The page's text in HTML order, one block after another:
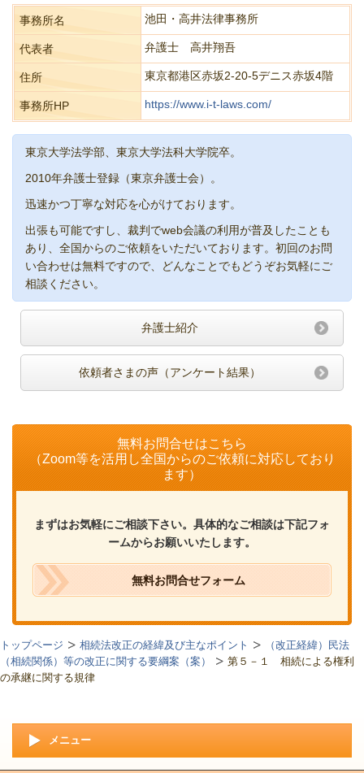
事務所名 池田・高井法律事務所
代表者 弁護士 高井翔吾
住所 東京都港区赤坂2-20-5デニス赤坂4階
事務所HP https://www.i-t-laws.com/
東京大学法学部、東京大学法科大学院卒。
2010年弁護士登録（東京弁護士会）。
迅速かつ丁寧な対応を心がけております。
出張も可能ですし、裁判でweb会議の利用が普及したことも
あり、全国からのご依頼をいただいております。初回のお問
い合わせは無料ですので、どんなことでもどうぞお気軽にご
相談ください。
弁護士紹介
依頼者さまの声（アンケート結果）
無料お問合せはこちら
（Zoom等を活用し全国からのご依頼に対応しており
ます）
まずはお気軽にご相談下さい。具体的なご相談は下記フォ
ームからお願いいたします。
無料お問合せフォーム
トップページ 相続法改正の経緯及び主なポイント
（改正経緯）民法
（相続関係）等の改正に関する要綱案（案）
第５－１ 相続による権利
の承継に関する規律
メニュー